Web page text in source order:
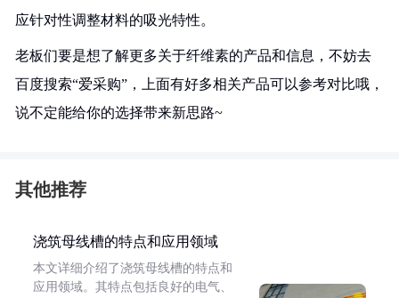
应针对性调整材料的吸光特性。
老板们要是想了解更多关于纤维素的产品和信息，不妨去
百度搜索“爱采购”，上面有好多相关产品可以参考对比哦，
说不定能给你的选择带来新思路~
其他推荐
浇筑母线槽的特点和应用领域
本文详细介绍了浇筑母线槽的特点和
应用领域。其特点包括良好的电气、